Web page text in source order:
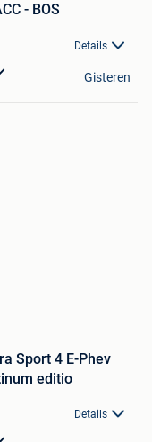
- BOS
Details
Gisteren
Sport 4 E-Phev
editio
Details